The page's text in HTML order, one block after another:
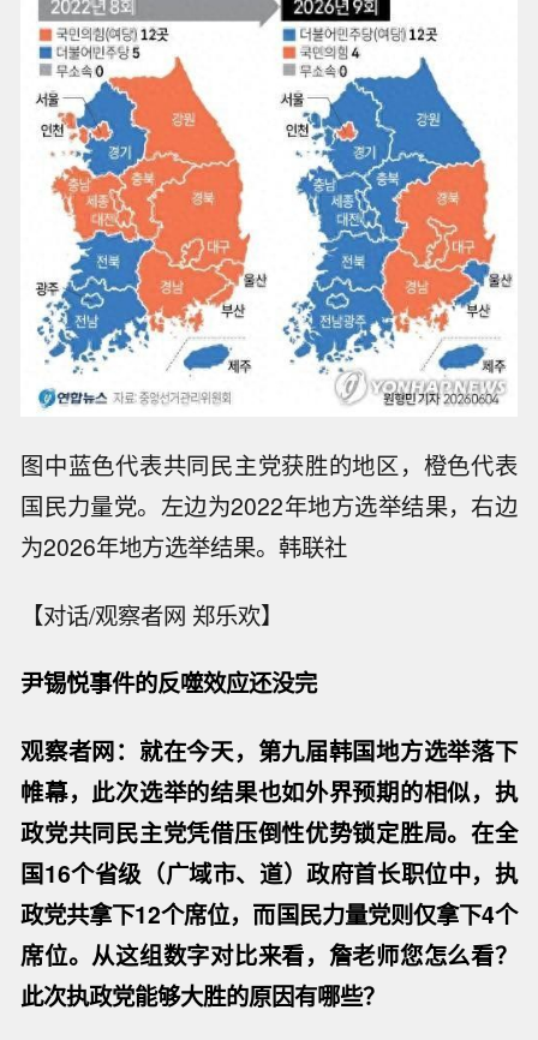
图中蓝色代表共同民主党获胜的地区，橙色代表
国民力量党。左边为2022年地方选举结果，右边
为2026年地方选举结果。韩联社
【对话/观察者网 郑乐欢】
尹锡悦事件的反噬效应还没完
观察者网：就在今天，第九届韩国地方选举落下
帷幕，此次选举的结果也如外界预期的相似，执
政党共同民主党凭借压倒性优势锁定胜局。在全
国16个省级（广域市、道）政府首长职位中，执
政党共拿下12个席位，而国民力量党则仅拿下4个
席位。从这组数字对比来看，詹老师您怎么看？
此次执政党能够大胜的原因有哪些？